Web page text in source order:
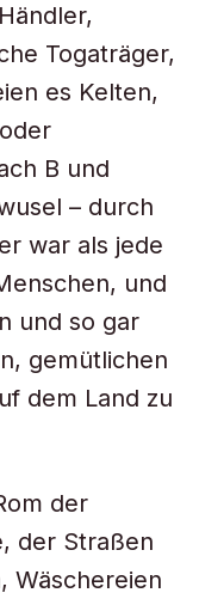
Togaträger,
es Kelten,
B und
– durch
war als jede
und
und so gar
gemütlichen
dem Land zu
der
der Straßen
Wäschereien